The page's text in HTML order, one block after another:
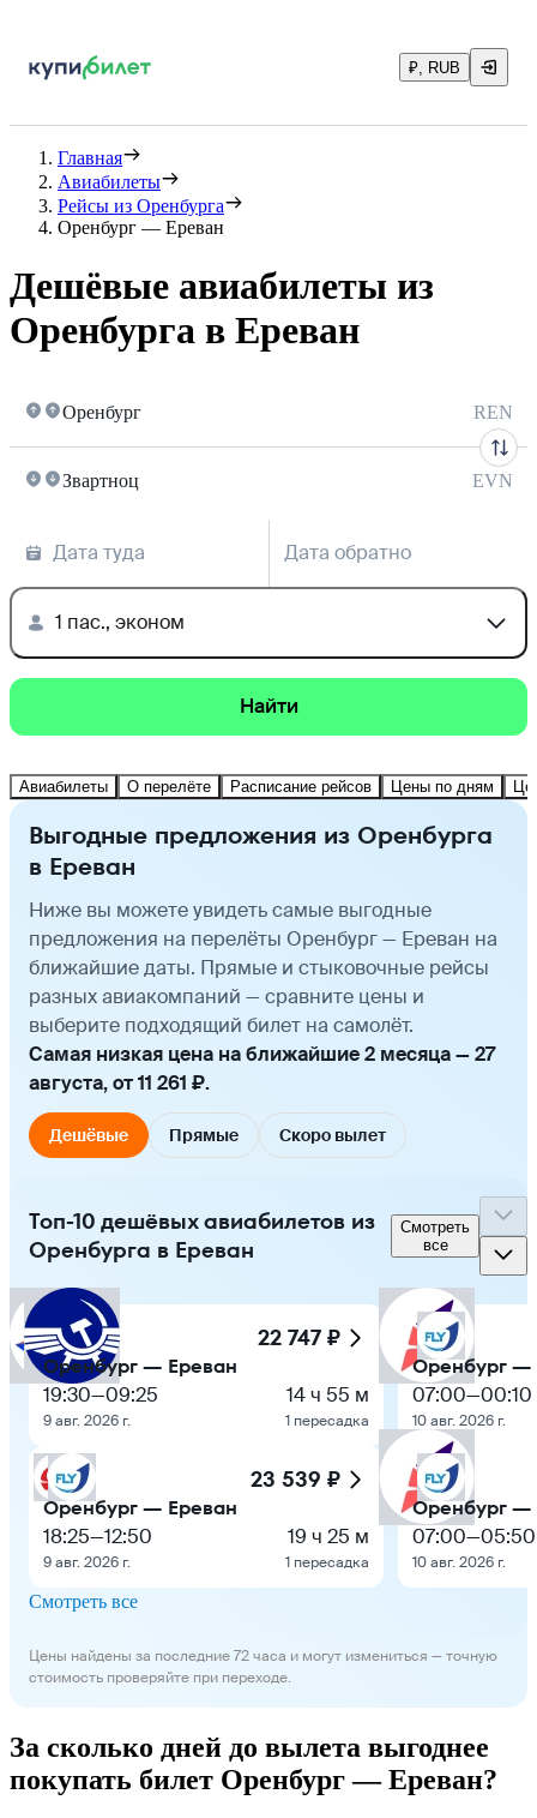
₽, RUB
Главная
Авиабилеты
Рейсы из Оренбурга
Оренбург — Ереван
Дешёвые авиабилеты из
Оренбурга в Ереван
Оренбург REN
Звартноц EVN
Дата туда Дата обратно
1 пас., эконом
Найти
Авиабилеты О перелёте Расписание рейсов Цены по дням
Выгодные предложения из Оренбурга
в Ереван
Ниже вы можете увидеть самые выгодные
предложения на перелёты Оренбург — Ереван на
ближайшие даты. Прямые и стыковочные рейсы
разных авиакомпаний — сравните цены и
выберите подходящий билет на самолёт.
Самая низкая цена на ближайшие 2 месяца — 27
августа, от 11 261 ₽.
Дешёвые Прямые Скоро вылет
Топ-10 дешёвых авиабилетов из
Оренбурга в Ереван
Смотреть
все
22 747 ₽
Оренбург — Ереван
19:30—09:25
9 авг. 2026 г.
14 ч 55 м
1 пересадка
23 539 ₽
Оренбург — Ереван
18:25—12:50
9 авг. 2026 г.
19 ч 25 м
1 пересадка
Оренбург —
07:00—00:10
10 авг. 2026 г.
Оренбург —
07:00—05:50
10 авг. 2026 г.
Смотреть все
Цены найдены за последние 72 часа и могут измениться — точную
стоимость проверяйте при переходе.
За сколько дней до вылета выгоднее
покупать билет Оренбург — Ереван?